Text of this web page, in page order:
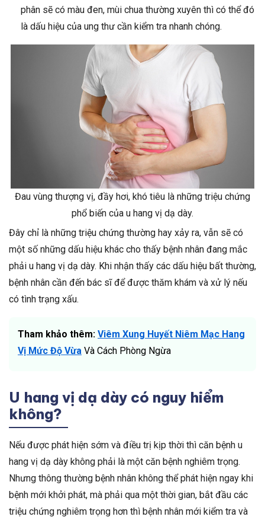
phân sẽ có màu đen, mùi chua thường xuyên thì có thể đó
là dấu hiệu của ung thư cần kiểm tra nhanh chóng.
Đau vùng thượng vị, đầy hơi, khó tiêu là những triệu chứng
phổ biến của u hang vị dạ dày.
Đây chỉ là những triệu chứng thường hay xảy ra, vẫn sẽ có
một số những dấu hiệu khác cho thấy bệnh nhân đang mắc
phải u hang vị dạ dày. Khi nhận thấy các dấu hiệu bất thường,
bệnh nhân cần đến bác sĩ để được thăm khám và xử lý nếu
có tình trạng xấu.
Tham khảo thêm: Viêm Xung Huyết Niêm Mạc Hang
Vị Mức Độ Vừa Và Cách Phòng Ngừa
U hang vị dạ dày có nguy hiểm
không?
Nếu được phát hiện sớm và điều trị kịp thời thì căn bệnh u
hang vị dạ dày không phải là một căn bệnh nghiêm trọng.
Nhưng thông thường bệnh nhân không thể phát hiện ngay khi
bệnh mới khởi phát, mà phải qua một thời gian, bắt đầu các
triệu chứng nghiêm trọng hơn thì bệnh nhân mới kiểm tra và